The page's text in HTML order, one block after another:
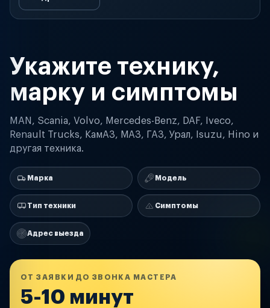
Укажите технику,
марку и симптомы
MAN, Scania, Volvo, Mercedes-Benz, DAF, Iveco,
Renault Trucks, КамАЗ, МАЗ, ГАЗ, Урал, Isuzu, Hino и
другая техника.
Марка Модель
Тип техники Симптомы
Адрес выезда
ОТ ЗАЯВКИ ДО ЗВОНКА МАСТЕРА
5-10 минут